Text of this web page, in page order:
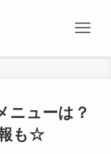
ニューは？
も☆